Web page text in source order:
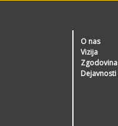
O nas
Vizija
Zgodovina
Dejavnosti